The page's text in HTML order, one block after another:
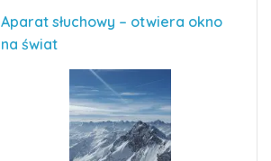
Aparat słuchowy – otwiera okno
na świat